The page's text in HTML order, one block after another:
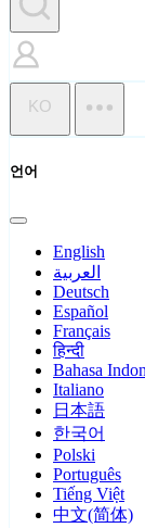
KO
언어
English
العربية
Deutsch
Español
Français
हिन्दी
Bahasa
Italiano
日本語
한국어
Polski
Português
Tiếng Việt
中文(简体)